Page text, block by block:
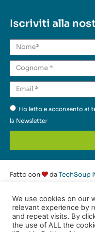
Iscriviti alla
Ho letto e acconsento ai
la Newsletter
Fatto con daTechSoup
We use cookies on our
relevant experience by
and repeat visits. By
the use of ALL the